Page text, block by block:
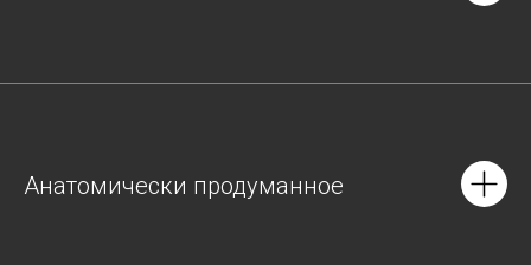
Анатомически продуманное